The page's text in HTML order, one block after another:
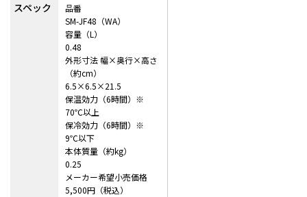
スペック
品番
SM-JF48（WA）
容量（L）
0.48
外形寸法 幅×奥行×高さ
（約cm）
6.5×6.5×21.5
保温効力（6時間）※
70℃以上
保冷効力（6時間）※
9℃以下
本体質量（約kg）
0.25
メーカー希望小売価格
5,500円（税込）